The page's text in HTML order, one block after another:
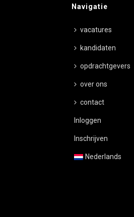
Navigatie
vacatures
kandidaten
opdrachtgevers
over ons
contact
Inloggen
Inschrijven
Nederlands